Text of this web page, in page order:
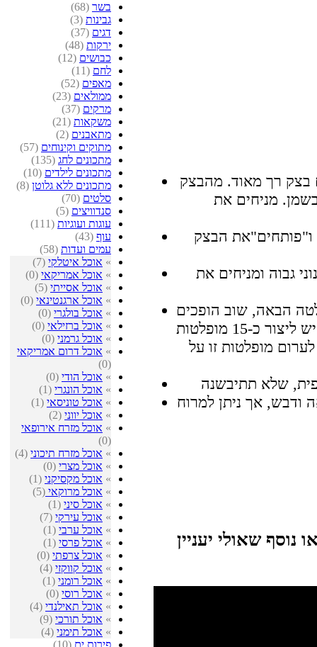
בשר (68)
גבינות (3)
דגים (37)
ירקות (48)
כבושים (12)
לחם (11)
מאפים (52)
ממולאים (23)
מרקים (37)
משקאות (21)
מתאבנים (2)
מתוקים וקינוחים (57)
מתכונים לחג (135)
מתכונים לילדים (10)
מתכונים ללא גלוטן (8)
סלטים (70)
סנדוויצים (5)
עוגות ועוגיות (111)
עוף (43)
עמים ועדות (58)
» אוכל איטלקי (7)
» אוכל אמריקאי (0)
» אוכל אסייתי (5)
» אוכל ארגנטינאי (0)
» אוכל בולגרי (0)
» אוכל ברזילאי (0)
» אוכל גרמני (0)
» אוכל דרום אמריקאי
(0)
» אוכל הודי (0)
» אוכל הונגרי (1)
» אוכל טוניסאי (1)
» אוכל יווני (2)
» אוכל מזרח אירופאי
(0)
» אוכל מזרח תיכוני (4)
» אוכל מצרי (0)
» אוכל מקסיקני (1)
» אוכל מרוקאי (5)
» אוכל סיני (1)
» אוכל עירקי (7)
» אוכל ערבי (1)
» אוכל פרסי (1)
» אוכל צרפתי (0)
» אוכל קווקזי (4)
» אוכל רומני (1)
» אוכל רוסי (0)
» אוכל תאילנדי (4)
» אוכל תורכי (9)
» אוכל תימני (4)
פירות ים (10)
בצק רך מאוד. מהבצק
בשמן. מניחים את
הבצק
גבוה ומניחים את
הבאה, שוב הופכים
אותה על פניה ומוסיפים אחת נוספת - יש ליצור כ-15 מופלטות
מופלטות זו על
ודבש, אך ניתן למרוח
נוסף שאולי יעניין